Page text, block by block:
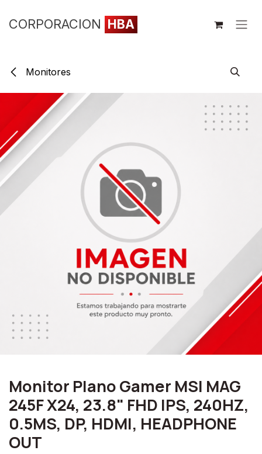
CORPORACION HBA
Monitores
Monitor Plano Gamer MSI MAG
245F X24, 23.8" FHD IPS, 240HZ,
0.5MS, DP, HDMI, HEADPHONE
OUT